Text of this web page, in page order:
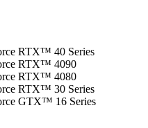
RTX™ 40 Series
RTX™ 4090
RTX™ 4080
RTX™ 30 Series
GTX™ 16 Series